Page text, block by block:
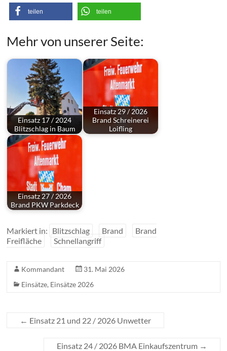
teilen teilen
Mehr von unserer Seite:
Einsatz 17 / 2024
Blitzschlag in Baum
Einsatz 29 / 2026
Brand Schreinerei
Loifling
Einsatz 27 / 2026
Brand PKW Parkdeck
Markiert in: Blitzschlag Brand
Brand
Freifläche
Schnellangriff
Kommandant
31. Mai 2026
Einsätze, Einsätze 2026
← Einsatz 21 und 22 / 2026 Unwetter
Einsatz 24 / 2026 BMA Einkaufszentrum →